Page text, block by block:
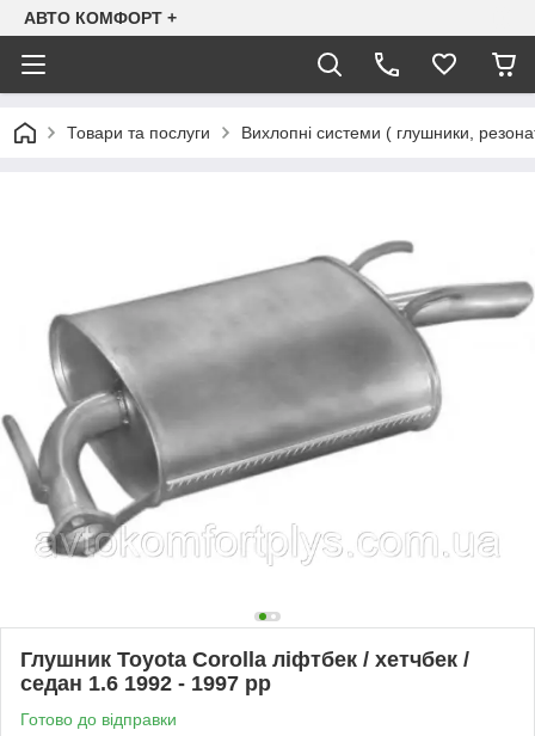
АВТО КОМФОРТ +
Товари та послуги Вихлопні системи ( глушники,
Глушник Toyota Corolla ліфтбек / хетчбек /
седан 1.6 1992 - 1997 рр
Готово до відправки